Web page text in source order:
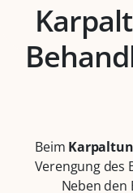
Beim
Verengung des
Neben den